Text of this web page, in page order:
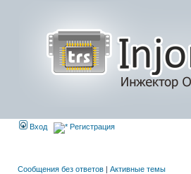
Вход Регистрация
Сообщения без ответов | Активные темы